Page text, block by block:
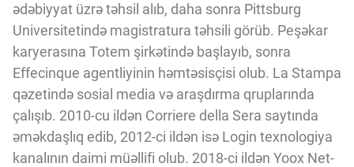
Gələcəyin Təhlili
Podkastlar
ədəbiyyat üzrə təhsil alıb, daha sonra Pittsburg
Universitetində magistratura təhsili görüb. Peşəkar
karyerasına Totem şirkətində başlayıb, sonra
Effecinque agentliyinin həmtəsisçisi olub. La Stampa
qəzetində sosial media və araşdırma qruplarında
çalışıb. 2010-cu ildən Corriere della Sera saytında
əməkdaşlıq edib, 2012-ci ildən isə Login texnologiya
kanalının daimi müəllifi olub. 2018-ci ildən Yoox Net-